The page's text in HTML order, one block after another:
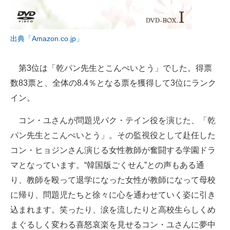
出典「Amazon.co.jp」
第3位は「乾パン先生とこんぺいとう」でした。得票
数83票と、全体の8.4％となる票を獲得して3位にランク
イン。
コン・ユさんが問題児パク・テイン役を演じた、「乾
パン先生とこんぺいとう」。その監視役として赴任した
コン・ヒョジンさん演じる女性教師が奮闘する学園ドラ
マとなっています。“韓国版ごくせん”との声もある通
り、教師を殴って退学になった女性が教師になって母校
に帰り、問題児たちと徐々に心を通わせていく姿に引き
込まれます。笑ったり、涙を流したりと高校生らしくめ
まぐるしく変わる喜怒哀楽を見せるコン・ユさんに夢中